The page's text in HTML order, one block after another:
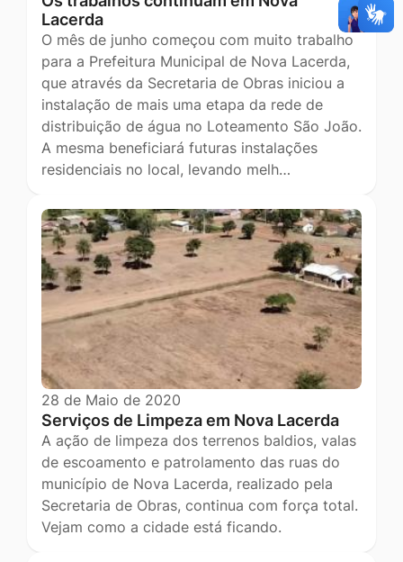
Lacerda
O mês de junho começou com muito trabalho
para a Prefeitura Municipal de Nova Lacerda,
que através da Secretaria de Obras iniciou a
instalação de mais uma etapa da rede de
distribuição de água no Loteamento São João.
A mesma beneficiará futuras instalações
residenciais no local, levando melh…
28 de Maio de 2020
Serviços de Limpeza em Nova Lacerda
A ação de limpeza dos terrenos baldios, valas
de escoamento e patrolamento das ruas do
município de Nova Lacerda, realizado pela
Secretaria de Obras, continua com força total.
Vejam como a cidade está ficando.